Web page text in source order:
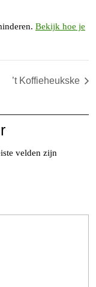
Bekijk hoe je
’t Koffieheukske
velden zijn